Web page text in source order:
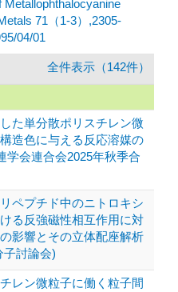
Metallophthalocyanine
71（1-3）,2305-
04/01
全件表示（142件）
た単分散ポリスチレン微
造色に与える反応溶媒の
学会連合会2025年秋季合
ペプチド中のニトロキシ
る反強磁性相互作用に対
影響とその立体配座解析
子討論会)
レン微粒子に働く粒子間